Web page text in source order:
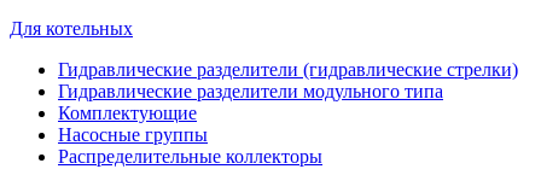
Для котельных
Гидравлические разделители (гидравлические стрелки)
Гидравлические разделители модульного типа
Комплектующие
Насосные группы
Распределительные коллекторы